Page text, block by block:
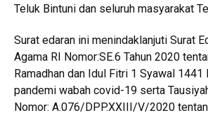
Teluk Bintuni dan seluruh masyarakat
Surat edaran ini menindaklanjuti Surat
Agama RI Nomor:SE.6 Tahun 2020
Ramadhan dan Idul Fitri 1 Syawal 1441
pandemi wabah covid-19 serta
Nomor: A.076/DPP.XXIII/V/2020